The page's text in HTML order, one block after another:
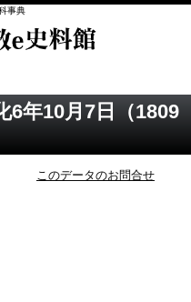
事典
6年10月7日（1809
このデータのお問合せ